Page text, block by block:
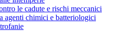
le cadute e rischi meccanici
agenti chimici e batteriologici